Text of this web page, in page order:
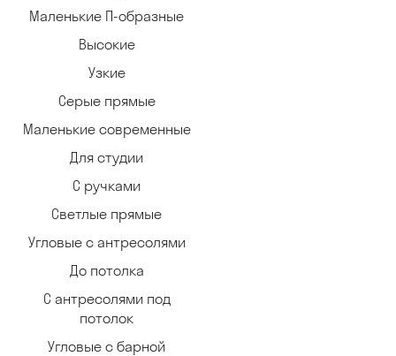
Маленькие П-образные
Высокие
Узкие
Серые прямые
Маленькие современные
Для студии
С ручками
Светлые прямые
Угловые с антресолями
До потолка
С антресолями под
потолок
Угловые с барной